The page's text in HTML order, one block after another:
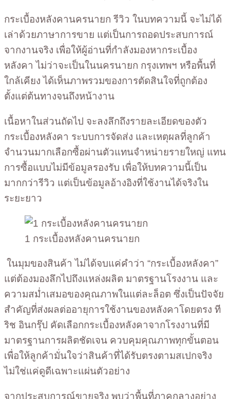
กระเบื้องหลังคานครนายก รีวิว ในบทความนี้ จะไม่ได้
เล่าด้วยภาษาการขาย แต่เป็นการถอดประสบการณ์
จากงานจริง เพื่อให้ผู้อ่านที่กำลังมองหากระเบื้อง
หลังคา ไม่ว่าจะเป็นในนครนายก กรุงเทพฯ หรือพื้นที่
ใกล้เคียง ได้เห็นภาพรวมของการตัดสินใจที่ถูกต้อง
ตั้งแต่ต้นทางจนถึงหน้างาน
เนื้อหาในส่วนถัดไป จะลงลึกถึงรายละเอียดของตัว
กระเบื้องหลังคา ระบบการจัดส่ง และเหตุผลที่ลูกค้า
จำนวนมากเลือกซื้อผ่านตัวแทนจำหน่ายรายใหญ่ แทน
การซื้อแบบไม่มีข้อมูลรองรับ เพื่อให้บทความนี้เป็น
มากกว่ารีวิว แต่เป็นข้อมูลอ้างอิงที่ใช้งานได้จริงใน
ระยะยาว
1 กระเบื้องหลังคานครนายก
ในมุมของสินค้า ไม่ได้จบแค่คำว่า “กระเบื้องหลังคา”
แต่ต้องมองลึกไปถึงแหล่งผลิต มาตรฐานโรงงาน และ
ความสม่ำเสมอของคุณภาพในแต่ละล็อต ซึ่งเป็นปัจจัย
สำคัญที่ส่งผลต่ออายุการใช้งานของหลังคาโดยตรง ที
ริช อินกรุ๊ป คัดเลือกกระเบื้องหลังคาจากโรงงานที่มี
มาตรฐานการผลิตชัดเจน ควบคุมคุณภาพทุกขั้นตอน
เพื่อให้ลูกค้ามั่นใจว่าสินค้าที่ได้รับตรงตามสเปกจริง
ไม่ใช่แค่ดูดีเฉพาะแผ่นตัวอย่าง
จากประสบการณ์ขายจริง พบว่าพื้นที่ภาคกลางอย่าง